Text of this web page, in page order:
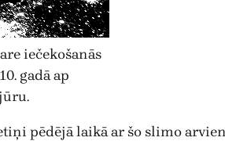
iečekošanās
gadā ap
pēdējā laikā ar šo slimo